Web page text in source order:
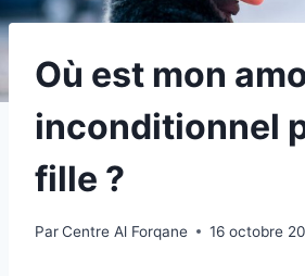
Où est mon
inconditionnel
fille ?
ParCentre Al Forqane 16 octobre